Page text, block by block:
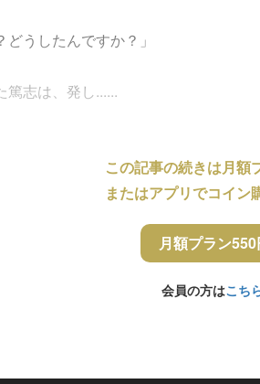
どうしたんですか？」
篤志は、発し......
この記事の続きは月額
またはアプリでコイン
月額プラン
会員の方はこち